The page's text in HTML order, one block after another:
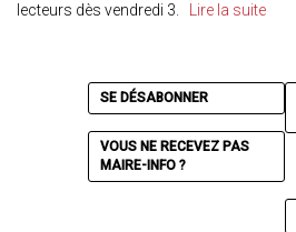
lecteurs dès vendredi 3.
Lire la suite
SE DÉSABONNER
VOUS NE RECEVEZ PAS
MAIRE-INFO ?